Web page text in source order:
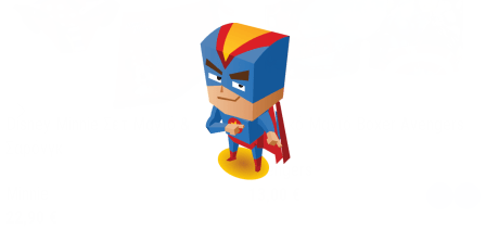
Παιδικό Μαγιό Boxer Avengers
Avengers